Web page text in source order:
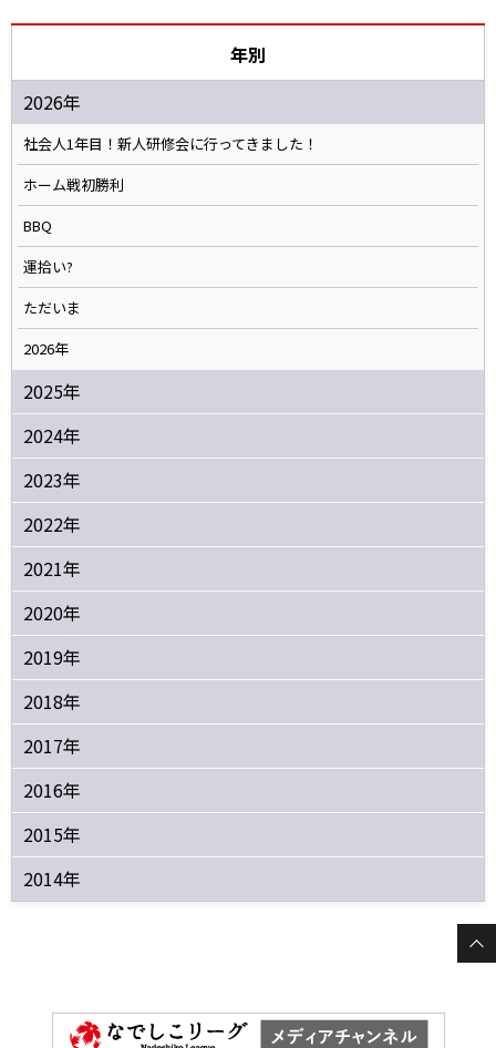
年別
2026年
社会人1年目！新人研修会に行ってきました！
ホーム戦初勝利
BBQ
運拾い?
ただいま
2026年
2025年
2024年
2023年
2022年
2021年
2020年
2019年
2018年
2017年
2016年
2015年
2014年